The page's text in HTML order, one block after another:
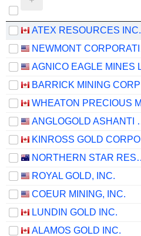
ATEX RESOURCES INC.
NORTHERN
ROYAL GOLD, INC.
COEUR MINING, INC.
LUNDIN GOLD INC.
ALAMOS GOLD INC.